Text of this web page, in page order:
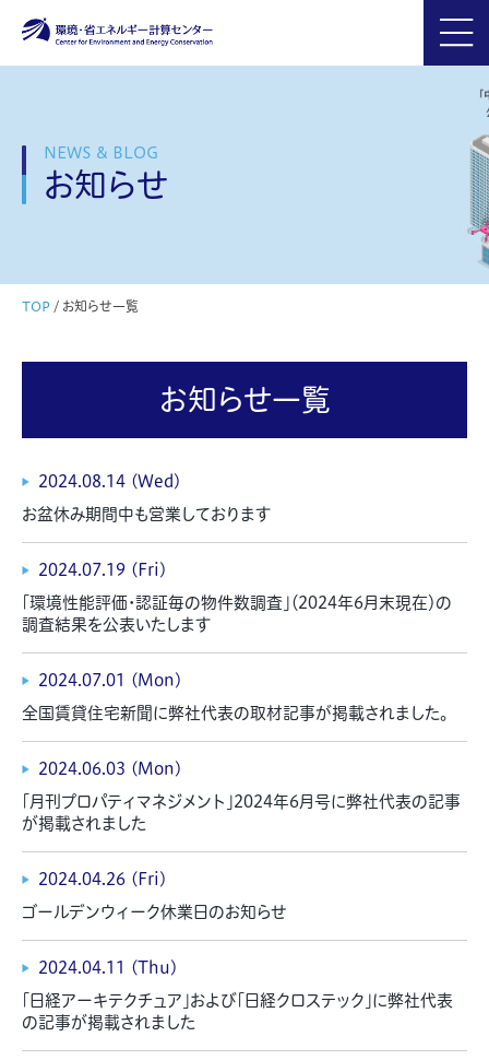
NEWS & BLOG
お知らせ
TOP / お知らせ一覧
お知らせ一覧
2024.08.14 (Wed)
お盆休み期間中も営業しております
2024.07.19 (Fri)
「環境性能評価・認証毎の物件数調査」（2024年6月末現在）の
調査結果を公表いたします
2024.07.01 (Mon)
全国賃貸住宅新聞に弊社代表の取材記事が掲載されました。
2024.06.03 (Mon)
「月刊プロパティマネジメント」2024年6月号に弊社代表の記事
が掲載されました
2024.04.26 (Fri)
ゴールデンウィーク休業日のお知らせ
2024.04.11 (Thu)
「日経アーキテクチュア」および「日経クロステック」に弊社代表
の記事が掲載されました